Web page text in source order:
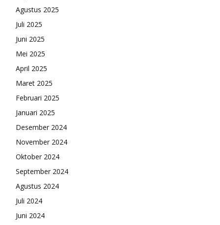
Agustus 2025
Juli 2025
Juni 2025
Mei 2025
April 2025
Maret 2025
Februari 2025
Januari 2025
Desember 2024
November 2024
Oktober 2024
September 2024
Agustus 2024
Juli 2024
Juni 2024